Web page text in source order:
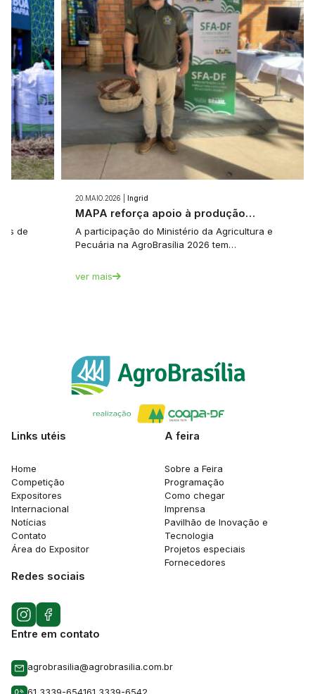
de
20.MAIO.2026 | Ingrid
MAPA reforça apoio à produção…
A participação do Ministério da Agricultura e
Pecuária na AgroBrasília 2026 tem…
ver mais
Links utéis
Home
Competição
Expositores
Internacional
Notícias
Contato
Área do Expositor
A feira
Sobre a Feira
Programação
Como chegar
Imprensa
Pavilhão de Inovação e
Tecnologia
Projetos especiais
Fornecedores
Redes sociais
Entre em contato
agrobrasilia@agrobrasilia.com.br